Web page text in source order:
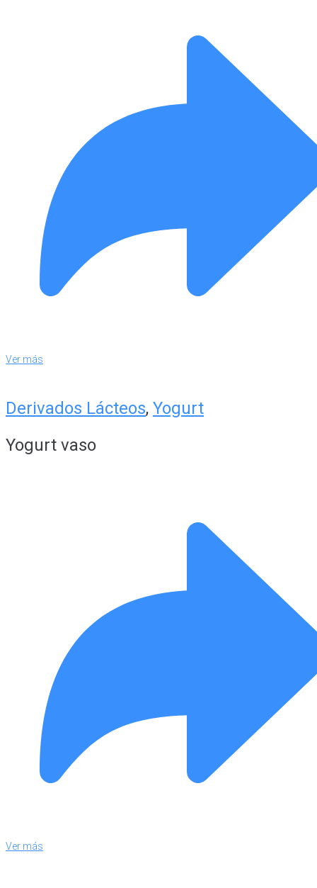
Ver más
Derivados Lácteos, Yogurt
Yogurt vaso
Ver más